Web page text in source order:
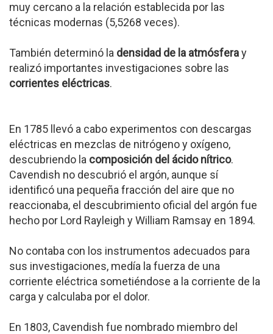
muy cercano a la relación establecida por las
técnicas modernas (5,5268 veces).
También determinó la densidad de la atmósferay
realizó importantes investigaciones sobre las
corrientes eléctricas.
En 1785 llevó a cabo experimentos con descargas
eléctricas en mezclas de nitrógeno y oxígeno,
descubriendo la composición del ácido nítrico.
Cavendish no descubrió el argón, aunque sí
identificó una pequeña fracción del aire que no
reaccionaba, el descubrimiento oficial del argón fue
hecho por Lord Rayleigh y William Ramsay en 1894.
No contaba con los instrumentos adecuados para
sus investigaciones, medía la fuerza de una
corriente eléctrica sometiéndose a la corriente de la
carga y calculaba por el dolor.
En 1803, Cavendish fue nombrado miembro del